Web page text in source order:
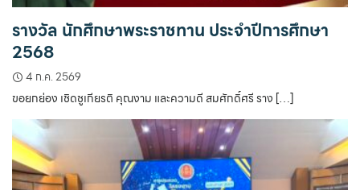
รางวัล นักศึกษาพระราชทาน ประจำปีการศึกษา
2568
4 ก.ค. 2569
ขอยกย่อง เชิดชูเกียรติ คุณงาม และความดี สมศักดิ์ศรี ราง […]